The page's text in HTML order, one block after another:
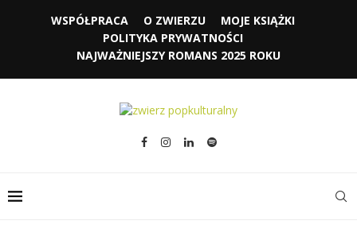
WSPÓŁPRACA O ZWIERZU
MOJE KSIĄŻKI
POLITYKA PRYWATNOŚCI
NAJWAŻNIEJSZY ROMANS 2025 ROKU